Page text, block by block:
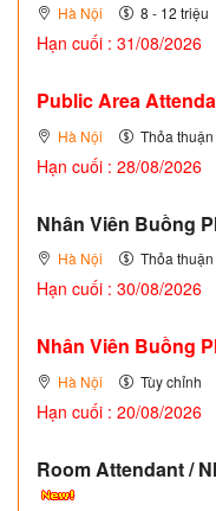
Hà Nội 8 - 12 triệu
Hạn cuối : 31/08/2026
Public Area
Hà Nội Thỏa thuận
Hạn cuối : 28/08/2026
Nhân Viên Buồng
Hà Nội Thỏa thuận
Hạn cuối : 30/08/2026
Nhân Viên Buồng
Hà Nội Tùy chỉnh
Hạn cuối : 20/08/2026
Room Attendant /